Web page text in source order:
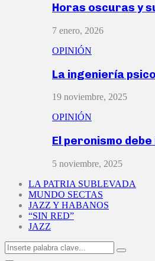
Horas oscuras y
7 enero, 2026
OPINIÓN
La ingeniería
19 noviembre, 2025
OPINIÓN
El peronismo
5 noviembre, 2025
LA PATRIA SUBLEVADA
MUNDO SECTAS
JAZZ Y HABANOS
“SIN RED”
JAZZ
Search
for:
Search